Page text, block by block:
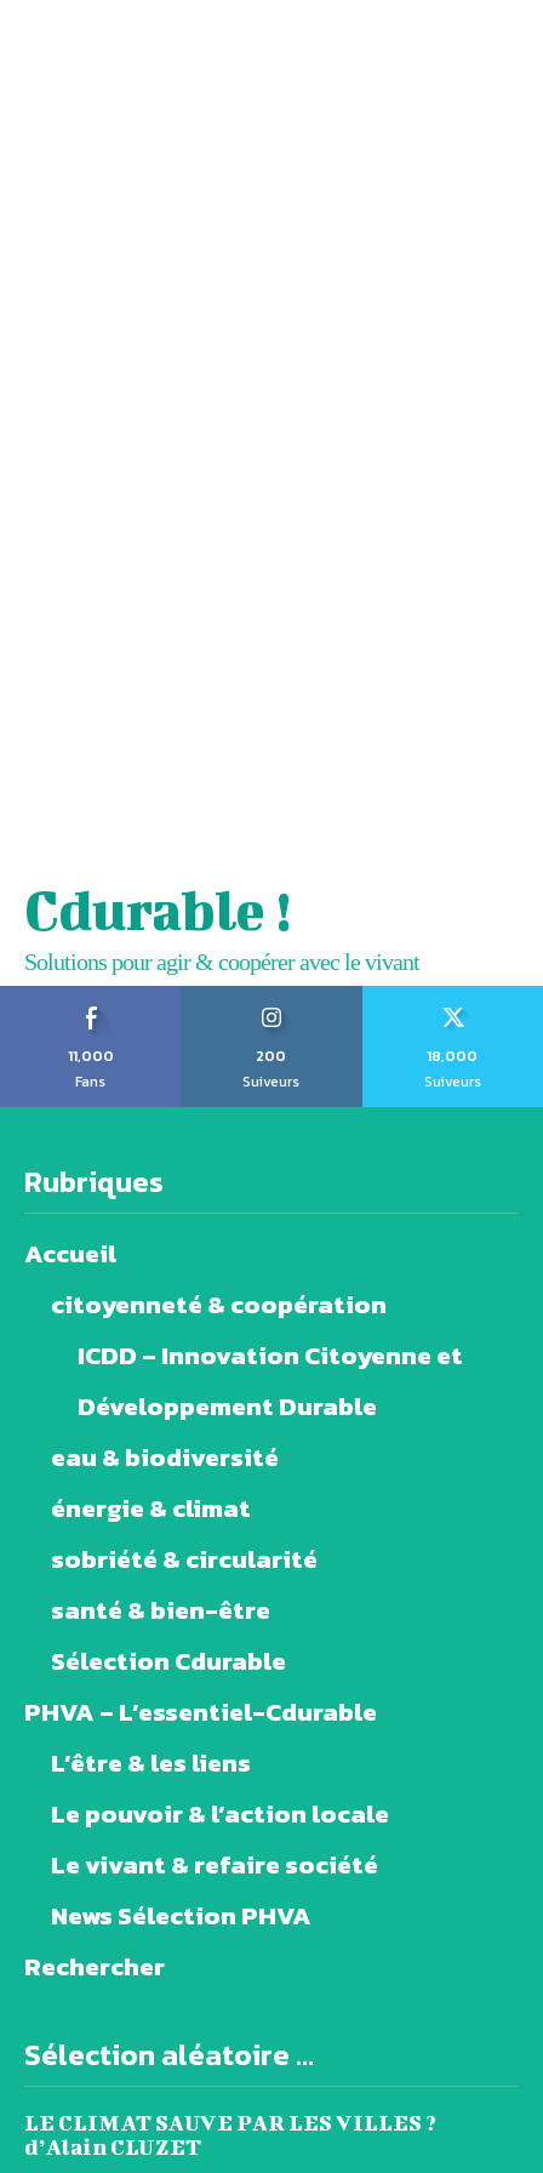
Cdurable !
Solutions pour agir & coopérer avec le vivant
11,000
Fans
200
Suiveurs
18,000
Suiveurs
Rubriques
Accueil
citoyenneté & coopération
ICDD – Innovation Citoyenne et
Développement Durable
eau & biodiversité
énergie & climat
sobriété & circularité
santé & bien-être
Sélection Cdurable
PHVA – L’essentiel-Cdurable
L’être & les liens
Le pouvoir & l’action locale
Le vivant & refaire société
News Sélection PHVA
Rechercher
Sélection aléatoire ...
LE CLIMAT SAUVE PAR LES VILLES ?
d’Alain CLUZET